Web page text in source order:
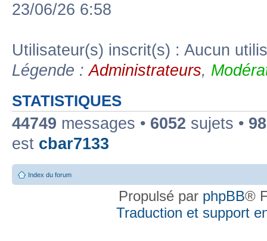
23/06/26 6:58
Utilisateur(s) inscrit(s) : Aucun
Légende :Administrateurs,
STATISTIQUES
44749 messages • 6052 sujets •
est cbar7133
Index du forum
Propulsé par phpBB®
Traduction et support